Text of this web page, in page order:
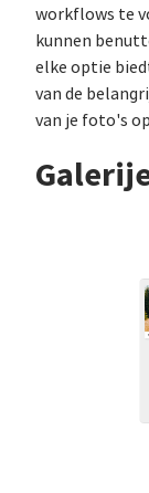
workflows te
kunnen
elke optie
van de
van je foto's